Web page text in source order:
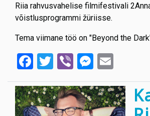
Riia rahvusvahelise filmifestivali
võistlusprogrammi žüriisse.
Tema viimane töö on "Beyond the
Facebook
Twitter
Viber